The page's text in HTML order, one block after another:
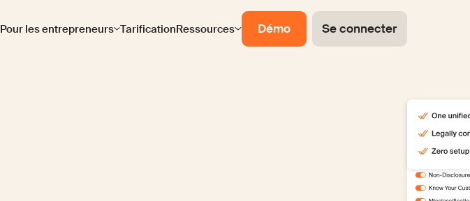
Pour les entrepreneurs TarificationRessources Démo Se connecter